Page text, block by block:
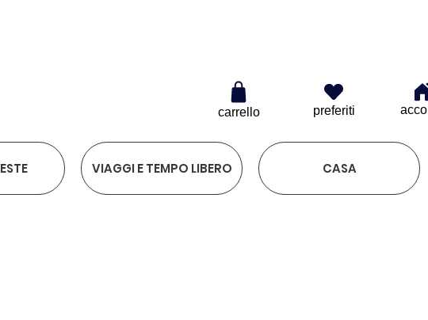
carrello preferiti
VIAGGI E TEMPO LIBERO CASA